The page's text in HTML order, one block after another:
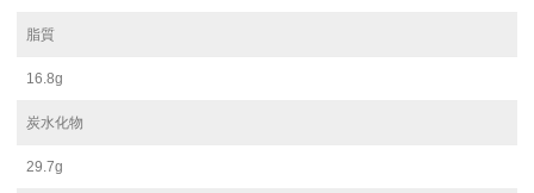
脂質
16.8g
炭水化物
29.7g